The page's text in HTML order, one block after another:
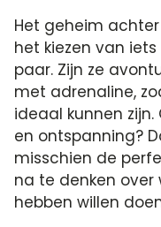
Het geheim
het kiezen van
paar. Zijn ze
met adrenaline,
ideaal kunnen
en ontspanning?
misschien de
na te denken
hebben willen